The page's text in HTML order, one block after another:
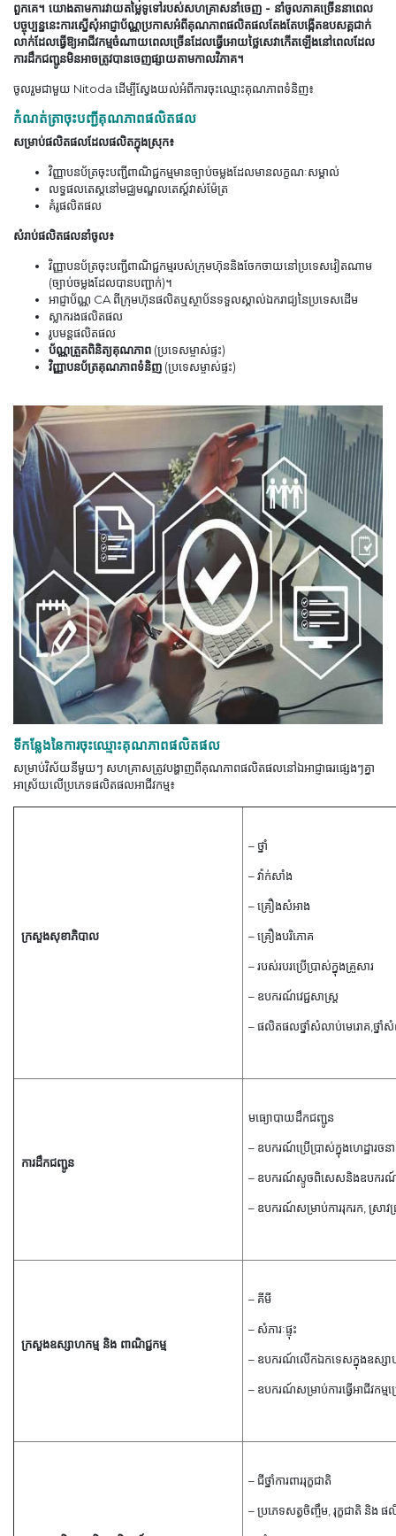
ពួកគេ។ យោងតាមការវាយតម្លៃទូទៅរបស់សហគ្រាសនាំចេញ - នាំចូលភាគច្រើននាពេល
បច្ចុប្បន្ននេះការស្នើសុំអាជ្ញាប័ណ្ណប្រកាសអំពីគុណភាពផលិតផលតែងតែបង្កើតឧបសគ្គជាក់
លាក់ដែលធ្វើឱ្យអាជីវកម្មចំណាយពេលច្រើនដែលធ្វើអោយថ្លៃសេវាកើតឡើងនៅពេលដែល
ការដឹកជញ្ជូនមិនអាចត្រូវបានចេញផ្សាយតាមកាលវិភាគ។
ចូលរួមជាមួយ Nitoda ដើម្បីស្វែងយល់អំពីការចុះឈ្មោះគុណភាពទំនិញ៖
កំណត់ត្រាចុះបញ្ជីគុណភាពផលិតផល
សម្រាប់ផលិតផលដែលផលិតក្នុងស្រុក៖
វិញ្ញាបនប័ត្រចុះបញ្ជីពាណិជ្ជកម្មមានច្បាប់ចម្លងដែលមានលក្ខណៈសម្គាល់
លទ្ធផលតេស្តនៅមជ្ឈមណ្ឌលតេស្ត៍វាស់ម៉ែត្រ
គំរូផលិតផល
សំរាប់ផលិតផលនាំចូល៖
វិញ្ញាបនប័ត្រចុះបញ្ជីពាណិជ្ជកម្មរបស់ក្រុមហ៊ុននិងចែកចាយនៅប្រទេសវៀតណាម
(ច្បាប់ចម្លងដែលបានបញ្ជាក់)។
អាជ្ញាប័ណ្ណ CA ពីក្រុមហ៊ុនផលិតឬស្ថាប័នទទួលស្គាល់ឯករាជ្យនៃប្រទេសដើម
ស្លាករងផលិតផល
រូបមន្តផលិតផល
ប័ណ្ណត្រួតពិនិត្យគុណភាព (ប្រទេសម្ចាស់ផ្ទះ)
វិញ្ញាបនប័ត្រគុណភាពទំនិញ (ប្រទេសម្ចាស់ផ្ទះ)
ទីកន្លែងនៃការចុះឈ្មោះគុណភាពផលិតផល
សម្រាប់វិស័យនីមួយៗ សហគ្រាសត្រូវបង្ហាញពីគុណភាពផលិតផលនៅឯអាជ្ញាធរផ្សេងៗគ្នា
អាស្រ័យលើប្រភេទផលិតផលអាជីវកម្ម៖
ក្រសួង​សុខាភិបាល
– ថ្នាំ
– វ៉ាក់សាំង
– គ្រឿងសំអាង
– គ្រឿងបរិភោគ
– របស់របរប្រើប្រាស់ក្នុងគ្រួសារ
– ឧបករណ៍វេជ្ជសាស្ត្រ
– ផលិតផលថ្នាំសំលាប់មេរោគ,ថ្នាំ
ការដឹកជញ្ជូន
មធ្យោបាយដឹកជញ្ជូន
– ឧបករណ៍ប្រើប្រាស់ក្នុងហេដ្ឋារចន
– ឧបករណ៍ស្ទូចពិសេសនិងឧបក
– ឧបករណ៍សម្រាប់ការរុករក,ស្រាវជ្
ក្រសួងឧស្សាហកម្ម និង ពាណិជ្ជកម្ម
– គីមី
– សំភារៈផ្ទុះ
– ឧបករណ៍លើកឯកទេសក្នុងឧស្សា
– ឧបករណ៍សម្រាប់ការធ្វើអាជីវកម្ម
– ជីថ្នាំការពាររុក្ខជាតិ
– ប្រភេទសត្វចិញ្ចឹម, រុក្ខជាតិ និ